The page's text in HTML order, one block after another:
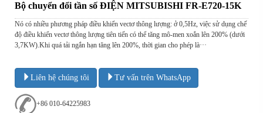
Bộ chuyển đổi tần số ĐIỆN MITSUBISHI FR-E720-15K
Nó có nhiều phương pháp điều khiển vectơ thông lượng: ở 0,5Hz, việc sử dụng chế
độ điều khiển vectơ thông lượng tiên tiến có thể tăng mô-men xoắn lên 200% (dưới
3,7KW).Khi quá tải ngắn hạn tăng lên 200%, thời gian cho phép là···
Liên hệ chúng tôi Tư vấn trên WhatsApp
+86 010-64225983